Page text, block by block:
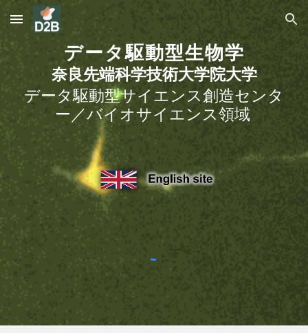
Skip to main content Skip to navigation
データ駆動型生物学
奈良先端科学技術大学院大学
データ駆動型サイエンス創造センタ
ー／バイオサイエンス領域